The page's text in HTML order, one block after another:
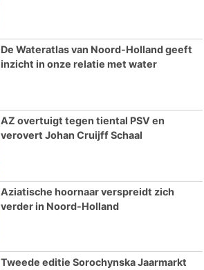
De Wateratlas van Noord-Holland geeft
inzicht in onze relatie met water
AZ overtuigt tegen tiental PSV en
verovert Johan Cruijff Schaal
Aziatische hoornaar verspreidt zich
verder in Noord-Holland
Tweede editie Sorochynska Jaarmarkt